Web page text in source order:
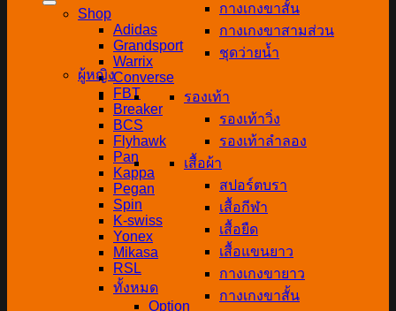
Shop
Adidas
Grandsport
Warrix
Converse
FBT
Breaker
BCS
Flyhawk
Pan
Kappa
Pegan
Spin
K-swiss
Yonex
Mikasa
RSL
ทั้งหมด
Option
กางเกงขาสั้น
กางเกงขาสามส่วน
ชุดว่ายน้ำ
ผู้หญิง
รองเท้า
รองเท้าวิ่ง
รองเท้าลำลอง
เสื้อผ้า
สปอร์ตบรา
เสื้อกีฬา
เสื้อยืด
เสื้อแขนยาว
กางเกงขายาว
กางเกงขาสั้น